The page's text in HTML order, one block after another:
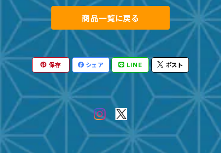
商品一覧に戻る
保存 シェア LINE ポスト